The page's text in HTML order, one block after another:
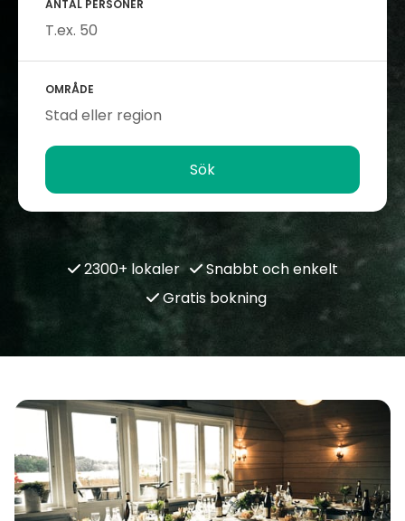
ANTAL PERSONER
OMRÅDE
Sök
2300+ lokaler
Snabbt och enkelt
Gratis bokning